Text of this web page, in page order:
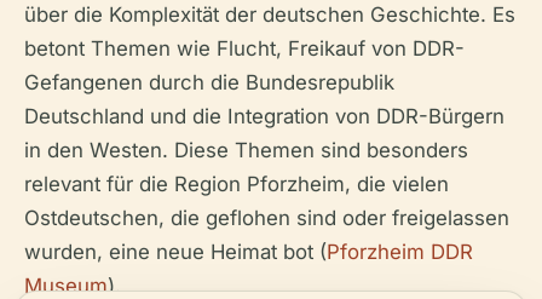
über die Komplexität der deutschen Geschichte. Es
betont Themen wie Flucht, Freikauf von DDR-
Gefangenen durch die Bundesrepublik
Deutschland und die Integration von DDR-Bürgern
in den Westen. Diese Themen sind besonders
relevant für die Region Pforzheim, die vielen
Ostdeutschen, die geflohen sind oder freigelassen
wurden, eine neue Heimat bot (Pforzheim DDR
Museum).